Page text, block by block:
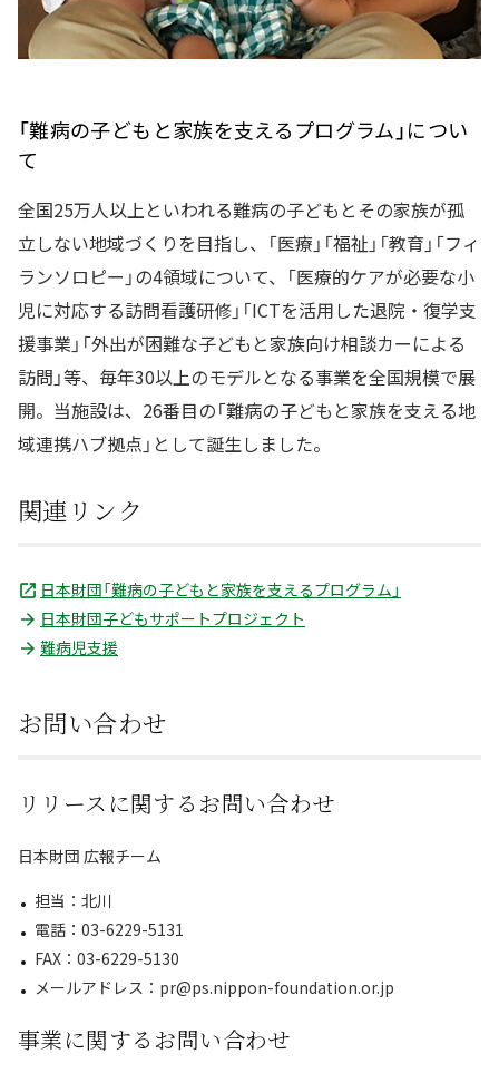
「難病の子どもと家族を支えるプログラム」につい
て
全国25万人以上といわれる難病の子どもとその家族が孤
立しない地域づくりを目指し、「医療」「福祉」「教育」「フィ
ランソロピー」の4領域について、「医療的ケアが必要な小
児に対応する訪問看護研修」「ICTを活用した退院・復学支
援事業」「外出が困難な子どもと家族向け相談カーによる
訪問」等、毎年30以上のモデルとなる事業を全国規模で展
開。当施設は、26番目の「難病の子どもと家族を支える地
域連携ハブ拠点」として誕生しました。
関連リンク
日本財団「難病の子どもと家族を支えるプログラム」
日本財団子どもサポートプロジェクト
難病児支援
お問い合わせ
リリースに関するお問い合わせ
日本財団 広報チーム
担当：北川
電話：03-6229-5131
FAX：03-6229-5130
メールアドレス：pr@ps.nippon-foundation.or.jp
事業に関するお問い合わせ